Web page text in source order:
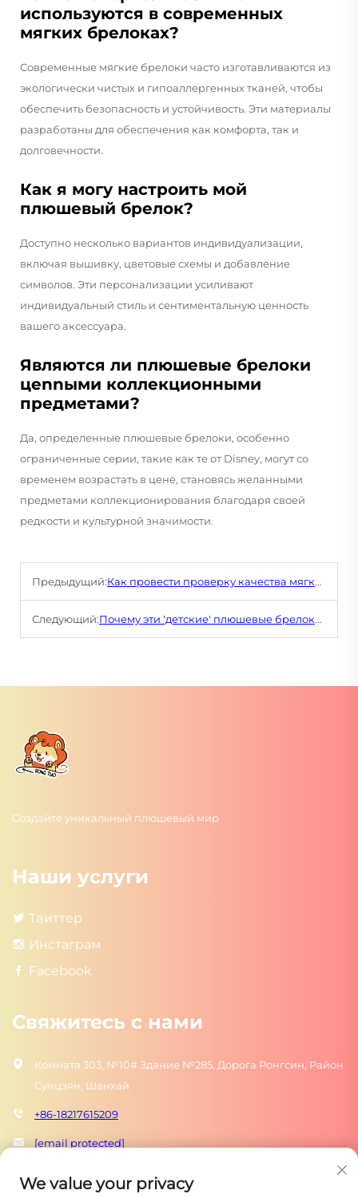
используются в современных
мягких брелоках?
Современные мягкие брелоки часто изготавливаются из
экологически чистых и гипоаллергенных тканей, чтобы
обеспечить безопасность и устойчивость. Эти материалы
разработаны для обеспечения как комфорта, так и
долговечности.
Как я могу настроить мой
плюшевый брелок?
Доступно несколько вариантов индивидуализации,
включая вышивку, цветовые схемы и добавление
символов. Эти персонализации усиливают
индивидуальный стиль и сентиментальную ценность
вашего аксессуара.
Являются ли плюшевые брелоки
цennыми коллекционными
предметами?
Да, определенные плюшевые брелоки, особенно
ограниченные серии, такие как те от Disney, могут со
временем возрастать в цене, становясь желанными
предметами коллекционирования благодаря своей
редкости и культурной значимости.
Предыдущий:Как провести проверку качества мягких игрушек, чтобы обеспечить высокие стандарты?
Следующий:Почему эти 'детские' плюшевые брелоки привлекают молодых взрослых?
Создайте уникальный плюшевый мир
Наши услуги
Твиттер
Инстаграм
Facebook
Свяжитесь с нами
Комната 303, №10# Здание №285, Дорога Ронгсин, Район
Сунцзян, Шанхай
+86-18217615209
[email protected]
We value your privacy